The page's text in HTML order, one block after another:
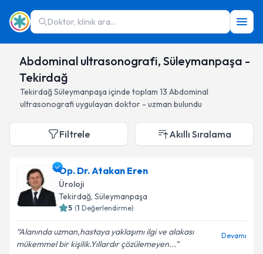
Doktor, klinik ara...
Abdominal ultrasonografi, Süleymanpaşa -
Tekirdağ
TekirdağSüleymanpaşa içinde toplam 13 Abdominal
ultrasonografi uygulayan doktor - uzman bulundu
Filtrele Akıllı Sıralama
Op. Dr. Atakan Eren
Üroloji
Tekirdağ, Süleymanpaşa
5 (1 Değerlendirme)
Alanında uzman,hastaya yaklaşımı ilgi ve alakası
mükemmel bir kişilik.Yıllardır çözülemeyen...
Devamı